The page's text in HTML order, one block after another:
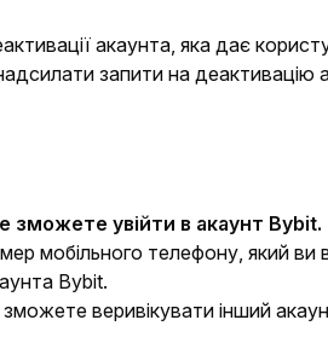
акаунта, яка дає
запити на
зможете увійти в акаунт Bybit.
мобільного телефону, який ви
Bybit.
веривікувати інший